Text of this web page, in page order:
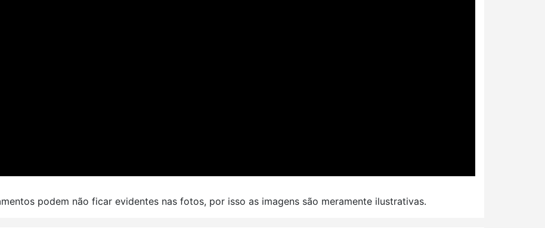
podem não ficar evidentes nas fotos, por isso as imagens são meramente ilustrativas.